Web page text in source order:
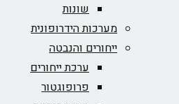
שונות
מערכות הידרופונית
ייחורים והנבטה
ערכת ייחורים
פרופוגטור